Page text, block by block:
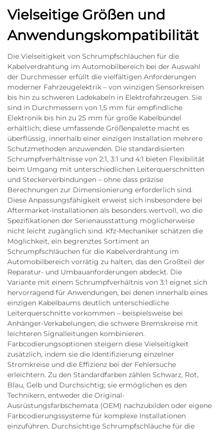
Vielseitige Größen und
Anwendungskompatibilität
Die Vielseitigkeit von Schrumpfschläuchen für die
Kabelverdrahtung im Automobilbereich bei der Auswahl
der Durchmesser erfüllt die vielfältigen Anforderungen
moderner Fahrzeugelektrik – von winzigen Sensorkreisen
bis hin zu schweren Ladekabeln in Elektrofahrzeugen. Sie
sind in Durchmessern von 1,5 mm für empfindliche
Elektronik bis hin zu 25 mm für große Kabelbündel
erhältlich; diese umfassende Größenpalette macht es
überflüssig, innerhalb einer einzigen Installation mehrere
Schutzmethoden anzuwenden. Die standardisierten
Schrumpfverhältnisse von 2:1, 3:1 und 4:1 bieten Flexibilität
beim Umgang mit unterschiedlichen Leiterquerschnitten
und Steckerverbindungen – ohne dass präzise
Berechnungen zur Dimensionierung erforderlich sind.
Diese Anpassungsfähigkeit erweist sich insbesondere bei
Aftermarket-Installationen als besonders wertvoll, wo die
Spezifikationen der Serienausstattung möglicherweise
nicht leicht zugänglich sind. Kfz-Mechaniker schätzen die
Möglichkeit, ein begrenztes Sortiment an
Schrumpfschläuchen für die Kabelverdrahtung im
Automobilbereich vorrätig zu halten, das den Großteil der
Reparatur- und Umbauanforderungen abdeckt. Die
Variante mit einem Schrumpfverhältnis von 3:1 eignet sich
hervorragend für Anwendungen, bei denen innerhalb eines
einzigen Kabelbaums deutlich unterschiedliche
Leiterquerschnitte vorkommen – beispielsweise bei
Anhänger-Verkabelungen, die schwere Bremskreise mit
leichteren Signalleitungen kombinieren.
Farbcodierungsoptionen steigern diese Vielseitigkeit
zusätzlich, indem sie die Identifizierung einzelner
Stromkreise und die Effizienz bei der Fehlersuche
erleichtern. Zu den Standardfarben zählen Schwarz, Rot,
Blau, Gelb und Durchsichtig; sie ermöglichen es den
Technikern, entweder die Original-
Ausrüstungsfarbschemata (OEM) nachzubilden oder eigene
Farbcodierungssysteme für komplexe Installationen
einzuführen. Durchsichtige Schrumpfschläuche für die